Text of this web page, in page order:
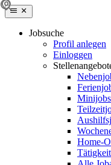
Jobsuche
Profil anlegen
Einloggen
Minijobs
Home-